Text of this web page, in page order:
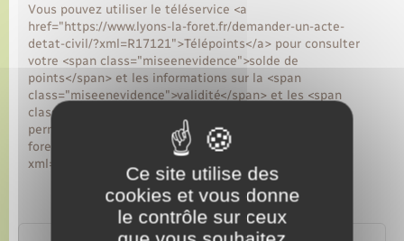
Vous pouvez utiliser le téléservice <a
href="https://www.lyons-la-foret.fr/demander-un-acte-
detat-civil/?xml=R17121">Télépoints</a> pour consulter
votre <span class="miseenevidence">solde de
points</span> et les informations sur la <span
class="miseenevidence">validité</span> et les <span
class="miseenevidence">catégories</span> de votre
permis de conduire (<a href="https://www.lyons-la-
foret.fr/demander-un-acte-detat-civil/?
xml=F34789">relevé d'information restreint</a>).
Ce site utilise des
cookies et vous donne
le contrôle sur ceux